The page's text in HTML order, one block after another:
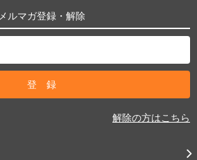
メルマガ登録・解除
解除の方はこちら